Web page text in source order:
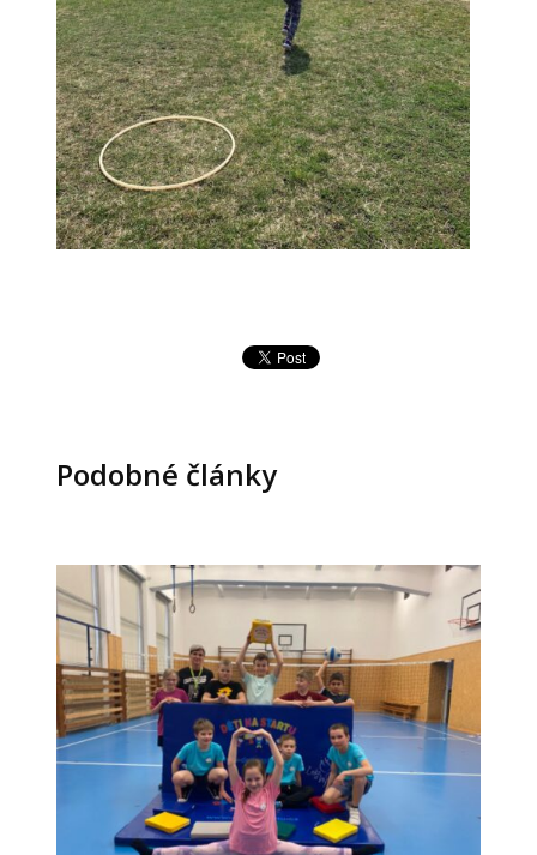
Podobné články